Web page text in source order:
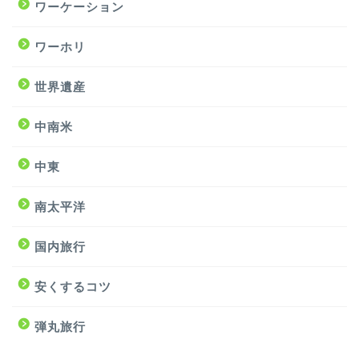
ワーケーション
ワーホリ
世界遺産
中南米
中東
南太平洋
国内旅行
安くするコツ
弾丸旅行